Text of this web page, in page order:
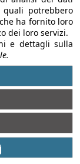
potrebbero
ha fornito loro
dei loro servizi.
e dettagli sulla